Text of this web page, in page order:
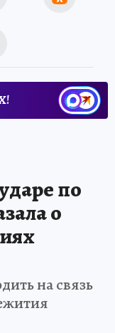
по
о
на связь